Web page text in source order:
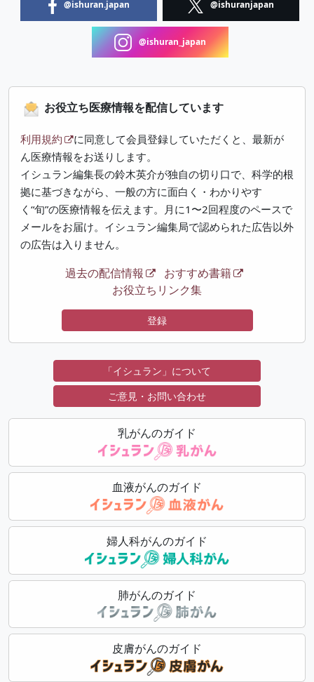
@ishuran.japan @ishuranjapan
@ishuran_japan
お役立ち医療情報を配信しています
利用規約
に同意して会員登録していただくと、最新が
ん医療情報をお送りします。
イシュラン編集長の鈴木英介が独自の切り口で、科学的根
拠に基づきながら、一般の方に面白く・わかりやす
く“旬”の医療情報を伝えます。月に1〜2回程度のペースで
メールをお届け。イシュラン編集局で認められた広告以外
の広告は入りません。
過去の配信情報
おすすめ書籍
お役立ちリンク集
登録
「イシュラン」について
ご意見・お問い合わせ
乳がんのガイド
血液がんのガイド
婦人科がんのガイド
肺がんのガイド
皮膚がんのガイド